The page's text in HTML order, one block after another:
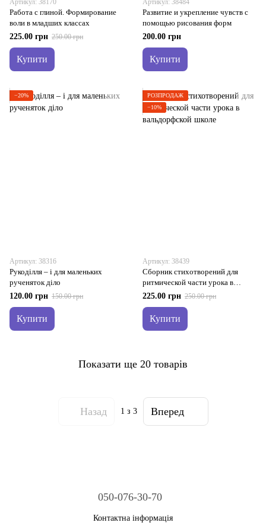
Артикул: 38170
Работа с глиной. Формирование
воли в младших классах
225.00 грн 250.00 грн
Купити
Артикул: 38484
Развитие и укрепление чувств с
помощью рисования форм
200.00 грн
Купити
−20%
Артикул: 38316
Рукоділля – і для маленьких
рученяток діло
120.00 грн 150.00 грн
Купити
РОЗПРОДАЖ
−10%
Артикул: 38439
Сборник стихотворений для
ритмической части урока в
вальдорфской школе
225.00 грн 250.00 грн
Купити
Показати ще 20 товарів
Назад 1 з 3 Вперед
050-076-30-70
Контактна інформація